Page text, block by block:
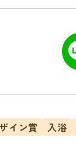
イン賞 入浴